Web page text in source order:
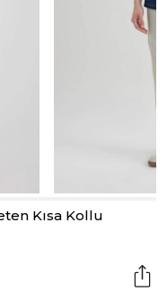
Kısa Kollu